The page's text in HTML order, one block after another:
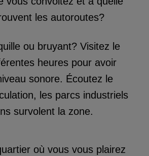
les autoroutes?
ou bruyant? Visitez le
heures pour avoir
sonore. Écoutez le
les parcs industriels
survolent la zone.
où vous vous plairez